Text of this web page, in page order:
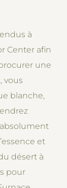
à
Center afin
une
vous
blanche,
et
désert à
pour